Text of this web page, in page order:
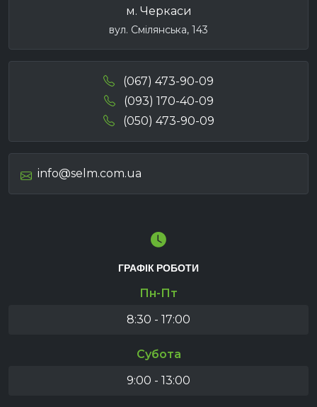
м. Черкаси
вул. Смілянська, 143
(067) 473-90-09
(093) 170-40-09
(050) 473-90-09
info@selm.com.ua
ГРАФІК РОБОТИ
Пн-Пт
8:30 - 17:00
Субота
9:00 - 13:00